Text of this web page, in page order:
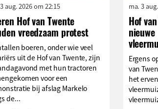
aug. 2026 om 22:15
Hof van Twente
vreedzaam protest
boeren, onder wie veel
uit de Hof van Twente, zijn
met hun tractoren
voor een
bij afslag Markelo
de...
ma. 3
Hof
nieuwe
Ergens
van
het